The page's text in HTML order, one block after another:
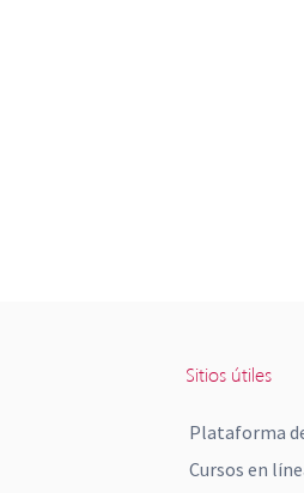
Sitios útiles
Plataforma
Cursos en